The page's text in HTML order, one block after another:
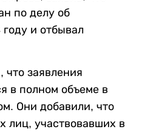
по делу об
и отбывал
что заявления
в полном объеме в
Они добавили, что
лиц, участвовавших в